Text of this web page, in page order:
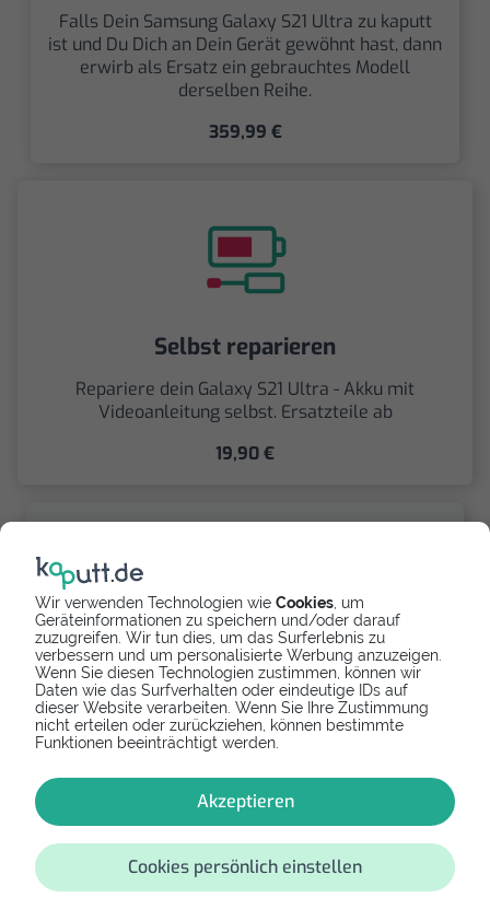
Wir verwenden Technologien wie Cookies , um
Geräteinformationen zu speichern und/oder darauf
zuzugreifen. Wir tun dies, um das Surferlebnis zu
verbessern und um personalisierte Werbung anzuzeigen.
Wenn Sie diesen Technologien zustimmen, können wir
Daten wie das Surfverhalten oder eindeutige IDs auf
dieser Website verarbeiten. Wenn Sie Ihre Zustimmung
nicht erteilen oder zurückziehen, können bestimmte
Funktionen beeinträchtigt werden.
Akzeptieren
Cookies persönlich einstellen
Falls Dein Samsung Galaxy S21 Ultra zu kaputt
ist und Du Dich an Dein Gerät gewöhnt hast, dann
erwirb als Ersatz ein gebrauchtes Modell
derselben Reihe.
359,99 €
Selbst reparieren
Repariere dein Galaxy S21 Ultra - Akku mit
Videoanleitung selbst. Ersatzteile ab
19,90 €
Spenden
Spende Dein Gerät über
handysfuerdieumwelt.de
für einen guten Zweck.